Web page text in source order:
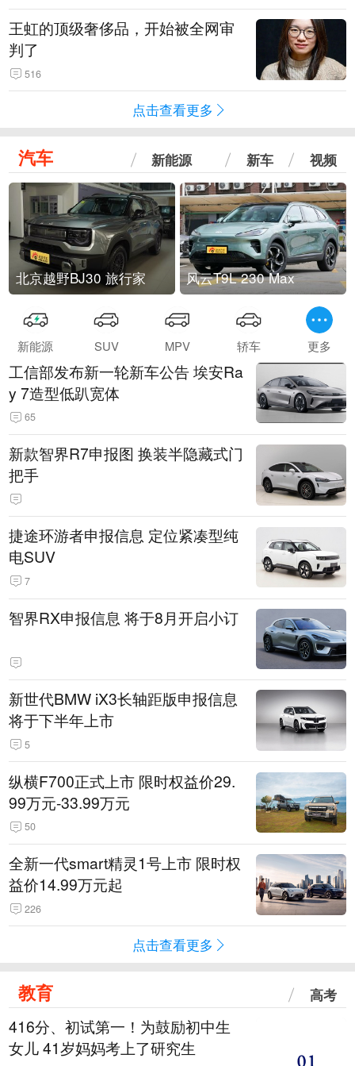
王虹的顶级奢侈品，开始被全网审
判了
516
点击查看更多
汽车 新能源 新车 视频
北京越野BJ30 旅行家 风云T9L 230 Max
新能源 SUV MPV 轿车 更多
工信部发布新一轮新车公告 埃安Ra
y 7造型低趴宽体
65
新款智界R7申报图 换装半隐藏式门
把手
捷途环游者申报信息 定位紧凑型纯
电SUV
7
智界RX申报信息 将于8月开启小订
新世代BMW iX3长轴距版申报信息
将于下半年上市
5
纵横F700正式上市 限时权益价29.
99万元-33.99万元
50
全新一代smart精灵1号上市 限时权
益价14.99万元起
226
点击查看更多
教育 高考
416分、初试第一！为鼓励初中生
女儿 41岁妈妈考上了研究生